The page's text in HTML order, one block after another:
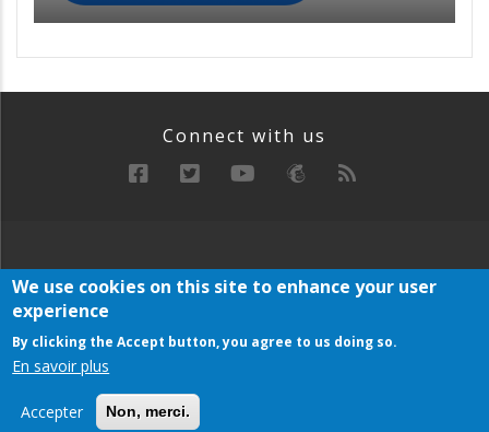
Connect with us
Below
Footer
Menu
RECHERCHE MANIFESTE
ARCHIVE
Copyright © 2021 AUSACO. All rights reserved
We use cookies on this site to enhance your user
experience
By clicking the Accept button, you agree to us doing so.
En savoir plus
Accepter Non, merci.